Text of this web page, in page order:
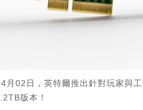
月02日，英特爾推出針對玩家與
版本！